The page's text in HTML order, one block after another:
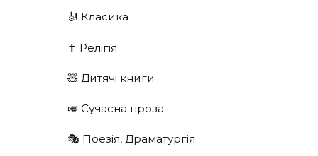
🎻 Класика
✝️ Релігія
🧸 Дитячі книги
🎺 Сучасна проза
🎭 Поезія, Драматургія